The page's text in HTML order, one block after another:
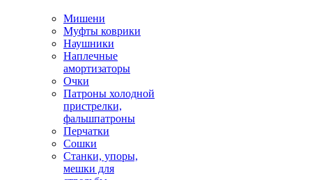
Мишени
Муфты коврики
Наушники
Наплечные
амортизаторы
Очки
Патроны холодной
пристрелки,
фальшпатроны
Перчатки
Сошки
Станки, упоры,
мешки для